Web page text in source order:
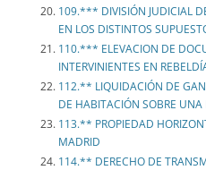
109.*** DIVISIÓN JUDICIAL
EN LOS DISTINTOS
110.*** ELEVACION DE
INTERVINIENTES EN
112.** LIQUIDACIÓN DE
DE HABITACIÓN SOBRE
113.** PROPIEDAD
MADRID
114.** DERECHO DE